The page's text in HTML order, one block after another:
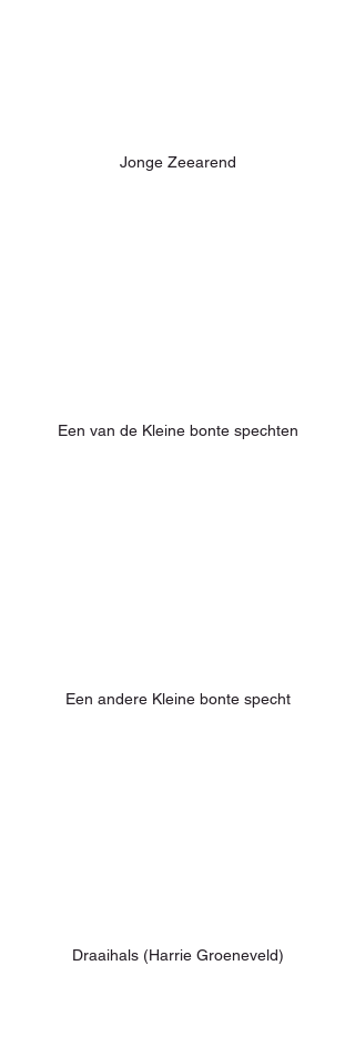
Jonge Zeearend
Een van de Kleine bonte spechten
Een andere Kleine bonte specht
Draaihals (Harrie Groeneveld)